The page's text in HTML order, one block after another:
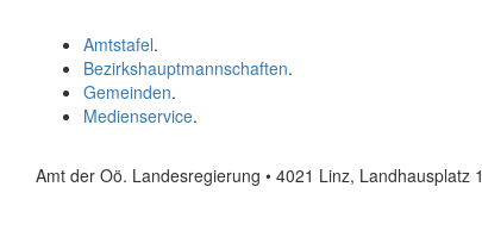
Amtstafel.
Bezirkshauptmannschaften.
Gemeinden.
Medienservice.
Amt der Oö. Landesregierung • 4021 Linz, Landhausplatz 1